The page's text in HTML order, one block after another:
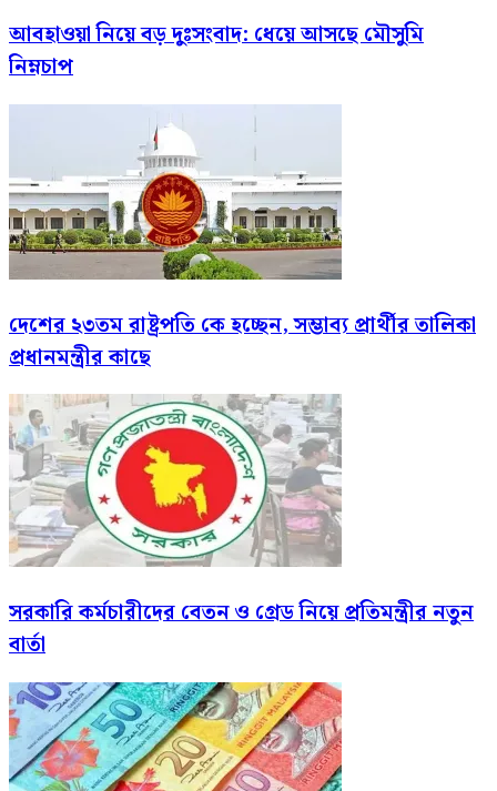
আবহাওয়া নিয়ে বড় দুঃসংবাদ: ধেয়ে আসছে মৌসুমি
নিম্নচাপ
দেশের ২৩তম রাষ্ট্রপতি কে হচ্ছেন, সম্ভাব্য প্রার্থীর তালিকা
প্রধানমন্ত্রীর কাছে
সরকারি কর্মচারীদের বেতন ও গ্রেড নিয়ে প্রতিমন্ত্রীর নতুন
বার্তা